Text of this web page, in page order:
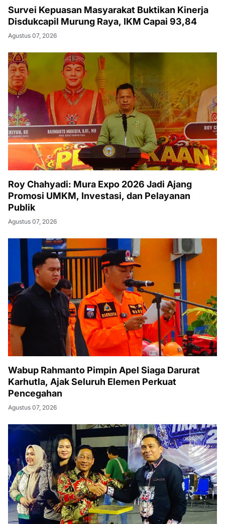
Survei Kepuasan Masyarakat Buktikan Kinerja
Disdukcapil Murung Raya, IKM Capai 93,84
Agustus 07, 2026
Roy Chahyadi: Mura Expo 2026 Jadi Ajang
Promosi UMKM, Investasi, dan Pelayanan
Publik
Agustus 07, 2026
Wabup Rahmanto Pimpin Apel Siaga Darurat
Karhutla, Ajak Seluruh Elemen Perkuat
Pencegahan
Agustus 07, 2026